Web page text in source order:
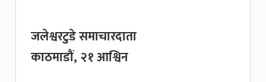
जलेश्वरटुडे समाचारदाता
काठमाडौं, २१ आश्विन